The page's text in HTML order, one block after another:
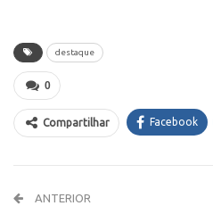
destaque
0
Compartilhar Facebook
ANTERIOR